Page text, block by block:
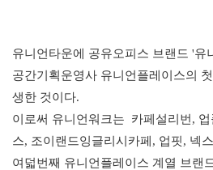
유니언타운에 공유오피스 브랜드 '유
공간기획운영사 유니언플레이스의
생한 것이다.
이로써 유니언워크는  카페설리번,
스, 조이랜드잉글리시카페, 업핏, 넥
여덟번째 유니언플레이스 계열 브랜